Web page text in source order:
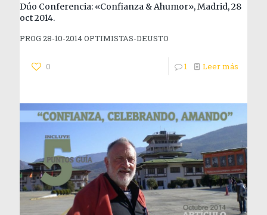
Dúo Conferencia: «Confianza & Ahumor», Madrid, 28
oct 2014.
PROG 28-10-2014 OPTIMISTAS-DEUSTO
0 1 Leer más